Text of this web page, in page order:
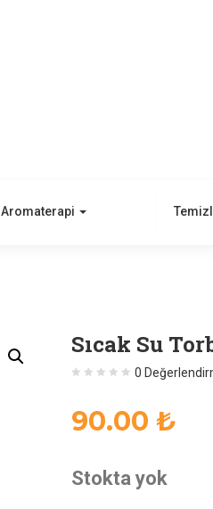
Aromaterapi
Sıcak Su
0
90.00 ₺
Stokta yok